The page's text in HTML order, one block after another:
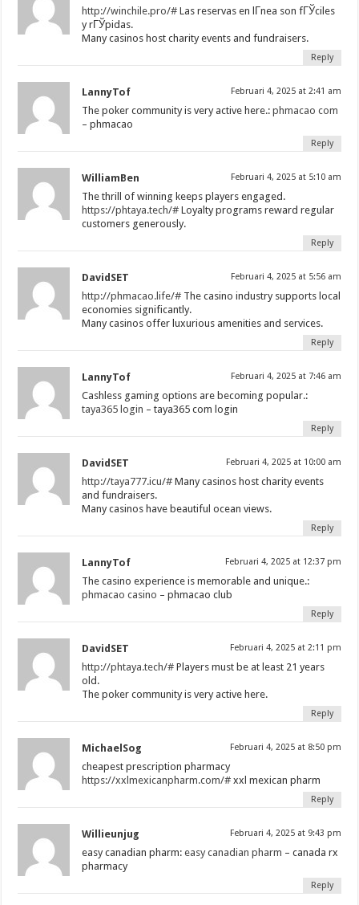
http://winchile.pro/# Las reservas en lГ­nea son fГЎciles
y rГЎpidas.
Many casinos host charity events and fundraisers.
Reply
LannyTof Februari 4, 2025 at 2:41 am
The poker community is very active here.:phmacao com
– phmacao
Reply
WilliamBen Februari 4, 2025 at 5:10 am
The thrill of winning keeps players engaged.
https://phtaya.tech/# Loyalty programs reward regular
customers generously.
Reply
DavidSET Februari 4, 2025 at 5:56 am
http://phmacao.life/# The casino industry supports local
economies significantly.
Many casinos offer luxurious amenities and services.
Reply
LannyTof Februari 4, 2025 at 7:46 am
Cashless gaming options are becoming popular.:
taya365 login – taya365 com login
Reply
DavidSET Februari 4, 2025 at 10:00 am
http://taya777.icu/# Many casinos host charity events
and fundraisers.
Many casinos have beautiful ocean views.
Reply
LannyTof Februari 4, 2025 at 12:37 pm
The casino experience is memorable and unique.:
phmacao casino – phmacao club
Reply
DavidSET Februari 4, 2025 at 2:11 pm
http://phtaya.tech/# Players must be at least 21 years
old.
The poker community is very active here.
Reply
MichaelSog Februari 4, 2025 at 8:50 pm
cheapest prescription pharmacy
https://xxlmexicanpharm.com/# xxl mexican pharm
Reply
Willieunjug Februari 4, 2025 at 9:43 pm
easy canadian pharm:easy canadian pharm – canada rx
pharmacy
Reply